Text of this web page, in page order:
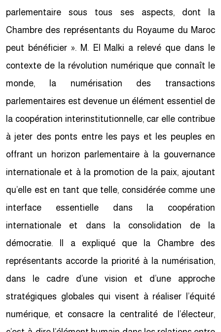
parlementaire sous tous ses aspects, dont la
Chambre des représentants du Royaume du Maroc
peut bénéficier ». M. El Malki a relevé que dans le
contexte de la révolution numérique que connaît le
monde, la numérisation des transactions
parlementaires est devenue un élément essentiel de
la coopération interinstitutionnelle, car elle contribue
à jeter des ponts entre les pays et les peuples en
offrant un horizon parlementaire à la gouvernance
internationale et à la promotion de la paix, ajoutant
qu’elle est en tant que telle, considérée comme une
interface essentielle dans la coopération
internationale et dans la consolidation de la
démocratie. Il a expliqué que la Chambre des
représentants accorde la priorité à la numérisation,
dans le cadre d’une vision et d’une approche
stratégiques globales qui visent à réaliser l’équité
numérique, et consacre la centralité de l’électeur,